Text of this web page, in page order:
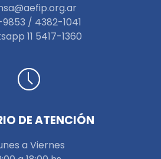
9853 / 4382-1041
11 5417-1360
DE ATENCIÓN
a Viernes